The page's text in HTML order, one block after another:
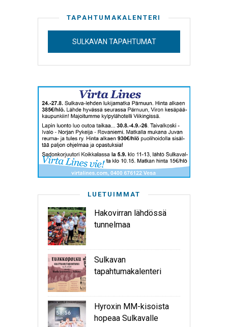
TAPAHTUMAKALENTERI
SULKAVAN TAPAHTUMAT
LUETUIMMAT
Hakovirran lähdössä
tunnelmaa
Sulkavan
tapahtumakalenteri
Hyroxin MM-kisoista
hopeaa Sulkavalle